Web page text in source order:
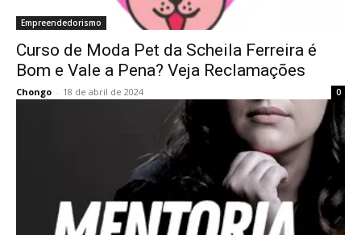
Empreendedorismo
Curso de Moda Pet da Scheila Ferreira é
Bom e Vale a Pena? Veja Reclamações
Chongo - 18 de abril de 2024 0